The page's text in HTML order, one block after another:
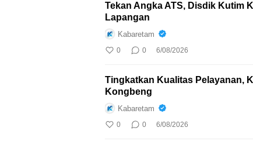
Tekan Angka ATS, Disdik Kutim
Lapangan
Kabaretam
0 0 6/08/2026
Tingkatkan Kualitas Pelayanan,
Kongbeng
Kabaretam
0 0 6/08/2026